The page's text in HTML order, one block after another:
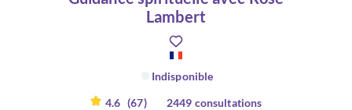
Lambert
Indisponible
4.6 (67) 2449 consultations